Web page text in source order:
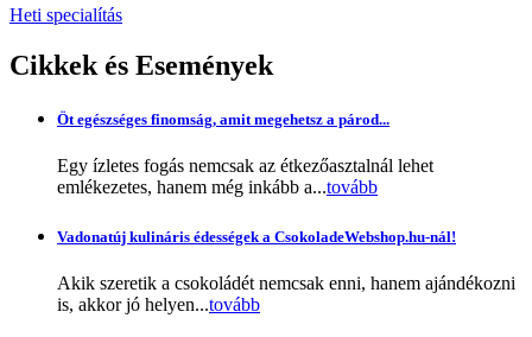
Heti specialítás
Cikkek és Események
Öt egészséges finomság, amit megehetsz a párod...
Egy ízletes fogás nemcsak az étkezőasztalnál lehet
emlékezetes, hanem még inkább a...tovább
Vadonatúj kulináris édességek a CsokoladeWebshop.hu-nál!
Akik szeretik a csokoládét nemcsak enni, hanem ajándékozni
is, akkor jó helyen...tovább